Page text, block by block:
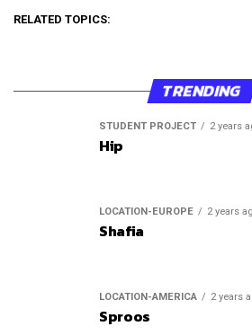
RELATED TOPICS:
TRENDING
STUDENT PROJECT 2 years
Hip
LOCATION-EUROPE 2 years
Shafia
LOCATION-AMERICA 2 years
Sproos